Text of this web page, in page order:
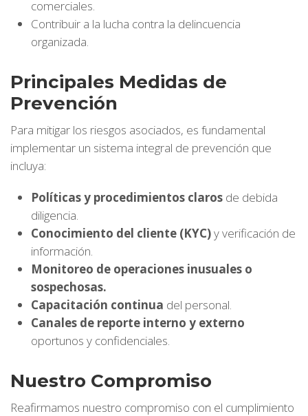
comerciales.
Contribuir a la lucha contra la delincuencia
organizada.
Principales Medidas de
Prevención
Para mitigar los riesgos asociados, es fundamental
implementar un sistema integral de prevención que
incluya:
Políticas y procedimientos claros de debida
diligencia.
Conocimiento del cliente (KYC)y verificación de
información.
Monitoreo de operaciones inusuales o
sospechosas.
Capacitación continua del personal.
Canales de reporte interno y externo
oportunos y confidenciales.
Nuestro Compromiso
Reafirmamos nuestro compromiso con el cumplimiento